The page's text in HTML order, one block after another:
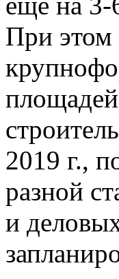
При этом
2019 г.,
разной
и